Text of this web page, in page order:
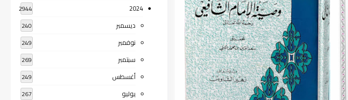
2024
2944
ديسمبر 240
نوفمبر 249
سبتمبر 269
أغسطس 249
يوليو 267